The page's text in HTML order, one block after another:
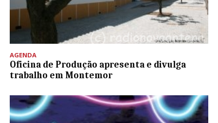
AGENDA
Oficina de Produção apresenta e divulga
trabalho em Montemor